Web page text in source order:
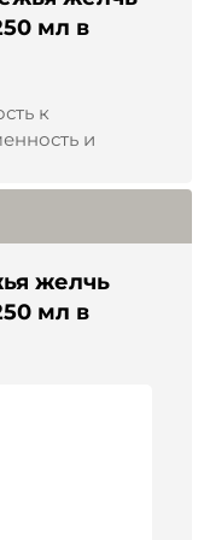
Это
и ценит
в
в нашем
и
природы
мл в
к
и
желчь
мл в